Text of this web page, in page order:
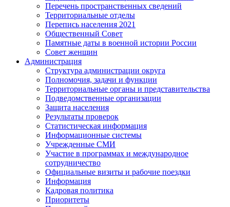
Перечень пространственных сведений
Территориальные отделы
Перепись населения 2021
Общественный Совет
Памятные даты в военной истории России
Совет женщин
Администрация
Структура администрации округа
Полномочия, задачи и функции
Территориальные органы и представительства
Подведомственные организации
Защита населения
Результаты проверок
Статистическая информация
Информационные системы
Учрежденные СМИ
Участие в программах и международное
сотрудничество
Официальные визиты и рабочие поездки
Информация
Кадровая политика
Приоритеты